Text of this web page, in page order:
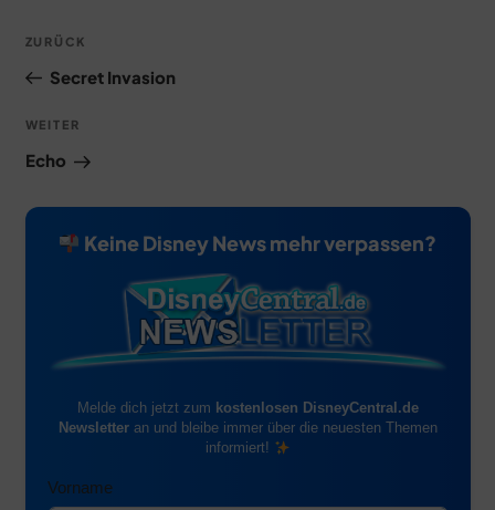
Beitragsnavigation
Vorheriger
Beitrag
ZURÜCK
Secret Invasion
Nächster
Beitrag
WEITER
Echo
Keine Disney News mehr verpassen?
Melde dich jetzt zum kostenlosen DisneyCentral.de
Newsletteran und bleibe immer über die neuesten Themen
informiert!
Vorname